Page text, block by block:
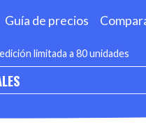
Guía de precios
limitada a 80 unidades